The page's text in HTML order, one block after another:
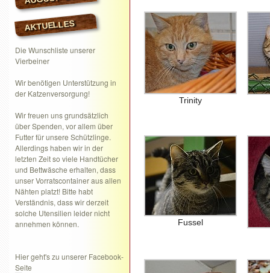
AKTUELLES
Die Wunschliste unserer
Vierbeiner
Wir benötigen Unterstützung in
der Katzenversorgung!
Wir freuen uns grundsätzlich
über Spenden, vor allem über
Futter für unsere Schützlinge.
Allerdings haben wir in der
letzten Zeit so viele Handtücher
und Bettwäsche erhalten, dass
unser Vorratscontainer aus allen
Nähten platzt! Bitte habt
Verständnis, dass wir derzeit
solche Utensilien leider nicht
annehmen können.
Hier geht's zu unserer Facebook-
Seite
Trinity
Fussel